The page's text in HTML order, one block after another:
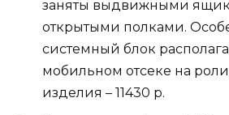
заняты выдвижными
открытыми полками.
системный блок
мобильном отсеке на
изделия – 11430 р.